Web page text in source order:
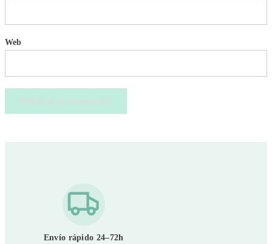
Web
Envío rápido 24–72h